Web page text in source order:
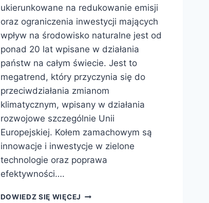
ukierunkowane na redukowanie emisji
oraz ograniczenia inwestycji mających
wpływ na środowisko naturalne jest od
ponad 20 lat wpisane w działania
państw na całym świecie. Jest to
megatrend, który przyczynia się do
przeciwdziałania zmianom
klimatycznym, wpisany w działania
rozwojowe szczególnie Unii
Europejskiej. Kołem zamachowym są
innowacje i inwestycje w zielone
technologie oraz poprawa
efektywności….
DOWIEDZ SIĘ WIĘCEJ